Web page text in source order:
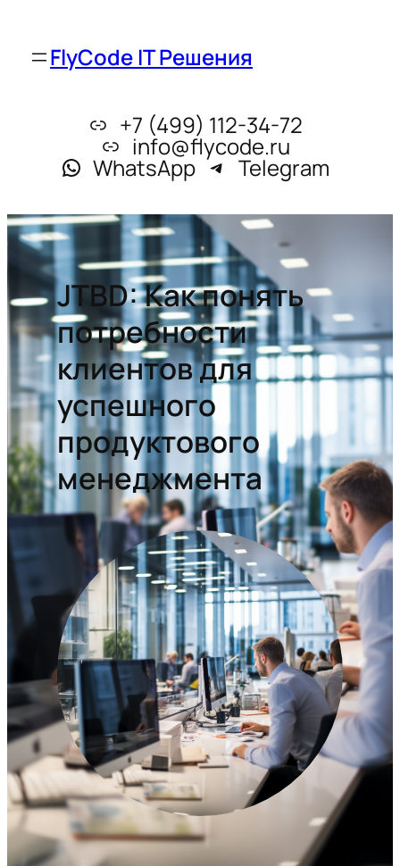
FlyCode IT Решения
+7 (499) 112-34-72
info@flycode.ru
WhatsApp Telegram
JTBD: Как понять
потребности
клиентов для
успешного
продуктового
менеджмента